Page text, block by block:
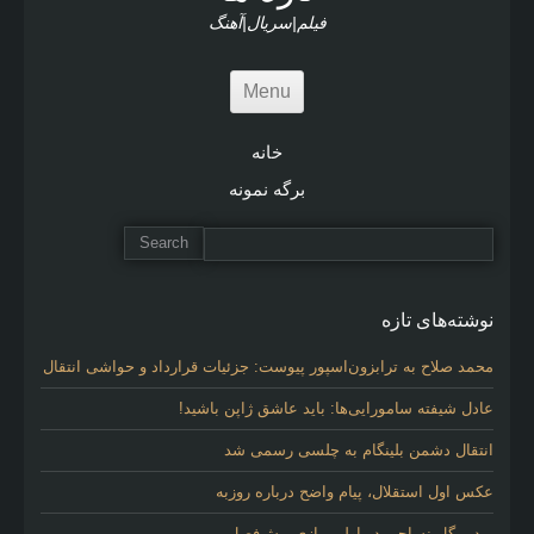
فیلم|سریال|آهنگ
Menu
خانه
برگه نمونه
نوشته‌های تازه
محمد صلاح به ترابزون‌اسپور پیوست: جزئیات قرارداد و حواشی انتقال
عادل شیفته سامورایی‌ها: باید عاشق ژاپن باشید!
انتقال دشمن بلینگام به چلسی رسمی شد
عکس اول استقلال، پیام واضح درباره روزبه